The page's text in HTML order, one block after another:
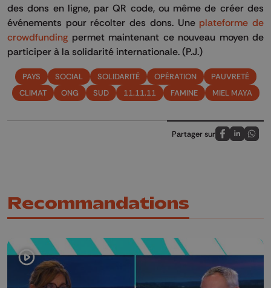
des dons en ligne, parQR code, ou même de créer des
événements pour récolter des dons.Une plateforme de
crowdfunding permet maintenant ce nouveau moyen de
participer à la solidarité internationale. (P.J.)
PAYS SOCIAL SOLIDARITÉ OPÉRATION
PAUVRETÉ
CLIMAT
ONG SUD 11.11.11 FAMINE MIEL MAYA
Partager sur
Partagez sur
Partagez
Recommandations